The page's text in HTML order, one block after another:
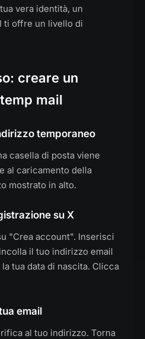
vera identità, un
ti offre un livello di
creare un
mail
temporaneo
casella di posta viene
al caricamento della
mostrato in alto.
su X
"Crea account". Inserisci
il tuo indirizzo email
tua data di nascita. Clicca
email
al tuo indirizzo. Torna